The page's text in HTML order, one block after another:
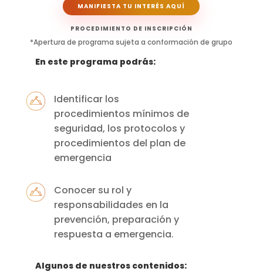
MANIFIESTA TU INTERÉS AQUÍ
PROCEDIMIENTO DE INSCRIPCIÓN
*Apertura de programa sujeta a conformación de grupo
En este programa podrás:
Identificar los
procedimientos mínimos de
seguridad, los protocolos y
procedimientos del plan de
emergencia
Conocer su rol y
responsabilidades en la
prevención, preparación y
respuesta a emergencia.
Algunos de nuestros contenidos: